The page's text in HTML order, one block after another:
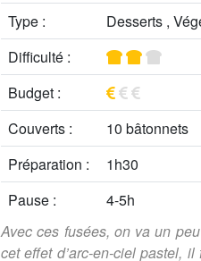
Type :
Desserts ,
Difficulté :
Budget :
Couverts :
10 bâtonnets
Préparation :
1h30
Pause :
4-5h
Avec ces fusées, on va un
cet effet d’arc-en-ciel pastel,